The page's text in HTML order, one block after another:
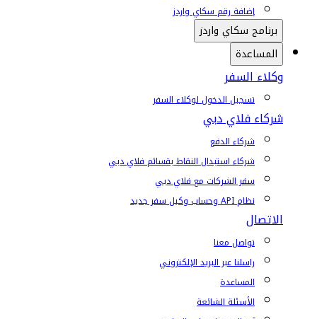
إضافة رقم سكاي واردز
برنامج سكاي واردز
المساعدة
وكلاء السفر
تسجيل الدخول لوكلاء السفر
شركاء فلاي دبي
شركاء الدفع
شركاء استبدال النقاط بقسائم فلاي دبي
سفر الشركات مع فلاي دبي
نظام API وحساب وكيل سفر جديد
الاتصال
تواصل معنا
راسلنا عبر البريد الإلكتروني
المساعدة
الأسئلة الشائعة